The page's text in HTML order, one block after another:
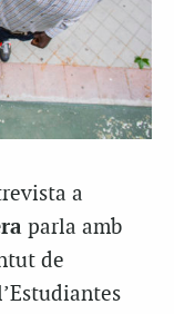
a
parla amb
de